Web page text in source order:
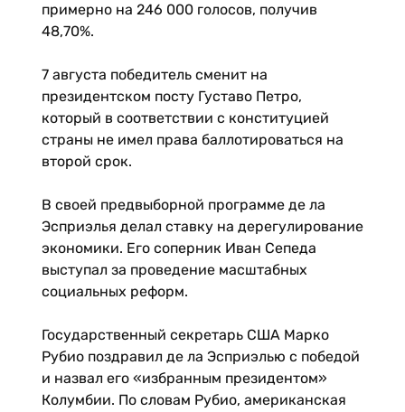
примерно на 246 000 голосов, получив
48,70%.
7 августа победитель сменит на
президентском посту Густаво Петро,
который в соответствии с конституцией
страны не имел права баллотироваться на
второй срок.
В своей предвыборной программе де ла
Эсприэлья делал ставку на дерегулирование
экономики. Его соперник Иван Сепеда
выступал за проведение масштабных
социальных реформ.
Государственный секретарь США Марко
Рубио поздравил де ла Эсприэлью с победой
и назвал его «избранным президентом»
Колумбии. По словам Рубио, американская